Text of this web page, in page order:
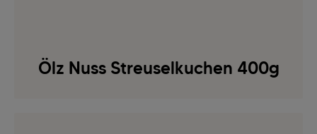
Ölz Nuss Streuselkuchen 400g